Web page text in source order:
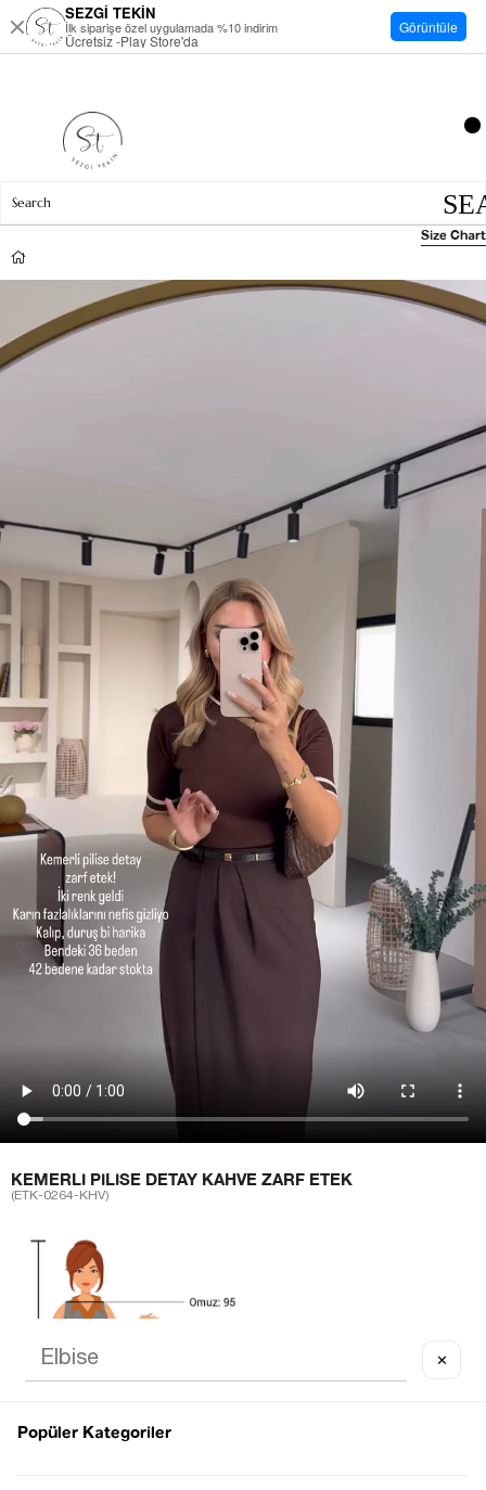
KEMERLI PILISE DETAY KAHVE ZARF ETEK
(ETK-0264-KHV)
Size Chart
SEZGİ TEKİN
İlk siparişe özel uygulamada %10 indirim
Ücretsiz -Play Store'da
Görüntüle
✕
Popüler Kategoriler